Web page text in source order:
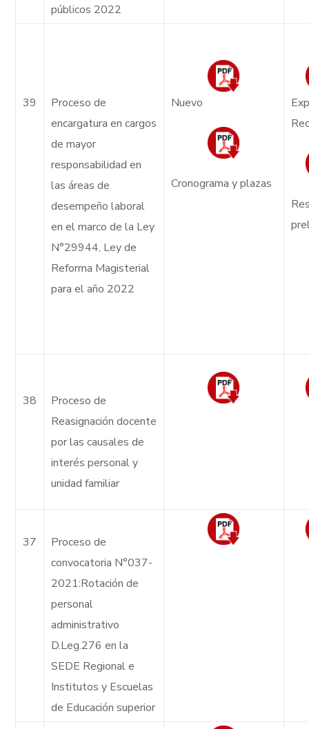
públicos 2022
39
Proceso de
encargatura en cargos
de mayor
responsabilidad en
las áreas de
desempeño laboral
en el marco de la Ley
N°29944, Ley de
Reforma Magisterial
para el año 2022
Nuevo
Cronograma y plazas
38
Proceso de
Reasignación docente
por las causales de
interés personal y
unidad familiar
37
Proceso de
convocatoria N°037-
2021:Rotación de
personal
administrativo
D.Leg.276 en la
SEDE Regional e
Institutos y Escuelas
de Educación superior